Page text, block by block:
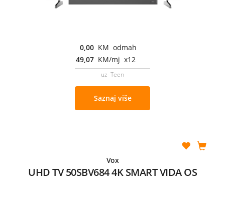
0,00 KM odmah
49,07 KM/mj x12
uz Teen
Saznaj više
Vox
UHD TV 50SBV684 4K SMART VIDA OS